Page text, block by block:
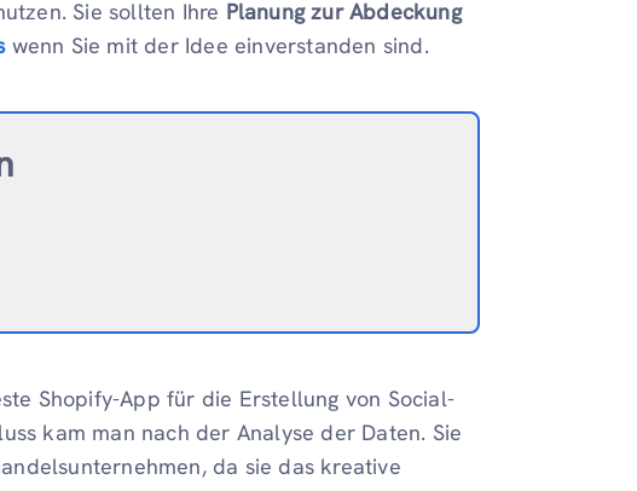
Sie sollten Ihre Planung zur Abdeckung
wenn Sie mit der Idee einverstanden sind.
Shopify-App für die Erstellung von Social-
kam man nach der Analyse der Daten. Sie
da sie das kreative